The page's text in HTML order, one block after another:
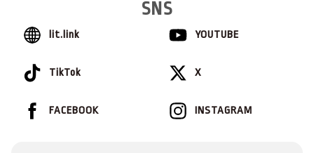
SNS
lit.link YOUTUBE
TikTok X
INSTAGRAM
FACEBOOK